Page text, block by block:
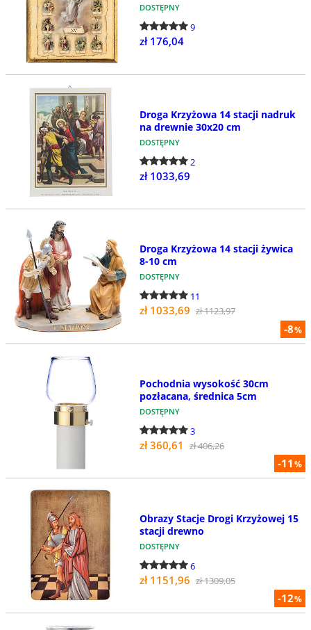
DOSTĘPNY
9
zł 176,04
Droga Krzyżowa 14 stacji nadruk
na drewnie 30x20 cm
DOSTĘPNY
2
zł 1033,69
-8%
Droga Krzyżowa 14 stacji żywica
8-10 cm
DOSTĘPNY
11
zł 1033,69 zł 1123,97
-11%
Pochodnia wysokość 30cm
pozłacana, średnica 5cm
DOSTĘPNY
3
zł 360,61 zł 406,26
-12%
Obrazy Stacje Drogi Krzyżowej 15
stacji drewno
DOSTĘPNY
6
zł 1151,96 zł 1309,05